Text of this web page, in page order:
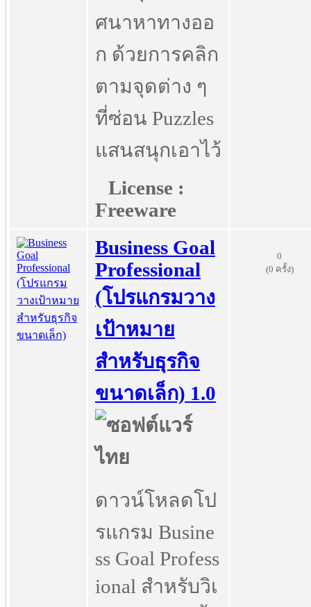
ศนาหาทางออ
ก ด้วยการคลิก
ตามจุดต่าง ๆ
ที่ซ่อน Puzzles
แสนสนุกเอาไว้
License :
Freeware
Business Goal
Professional
(โปรแกรมวาง
เป้าหมาย
สำหรับธุรกิจ
ขนาดเล็ก) 1.0
ดาวน์โหลดโป
รแกรม Busine
ss Goal Profess
ional สำหรับวิเ
0
(0 ครั้ง)